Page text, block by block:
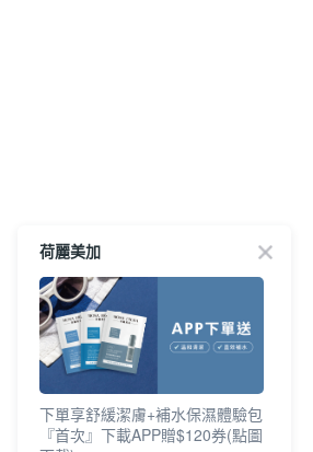
荷麗美加
下單享舒緩潔膚+補水保濕體驗包
『首次』下載APP贈$120券(點圖